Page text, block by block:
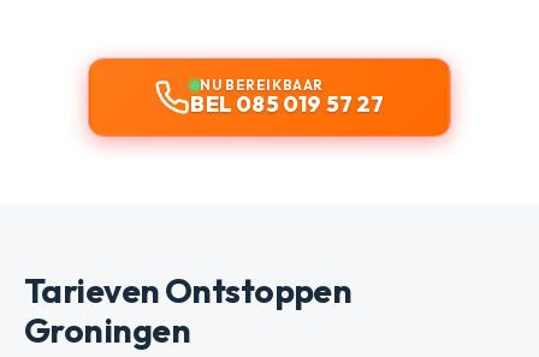
NU BEREIKBAAR
BEL 085 019 57 27
Tarieven Ontstoppen
Groningen